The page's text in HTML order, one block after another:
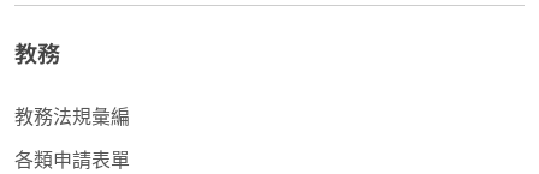
教務
教務法規彙編
各類申請表單